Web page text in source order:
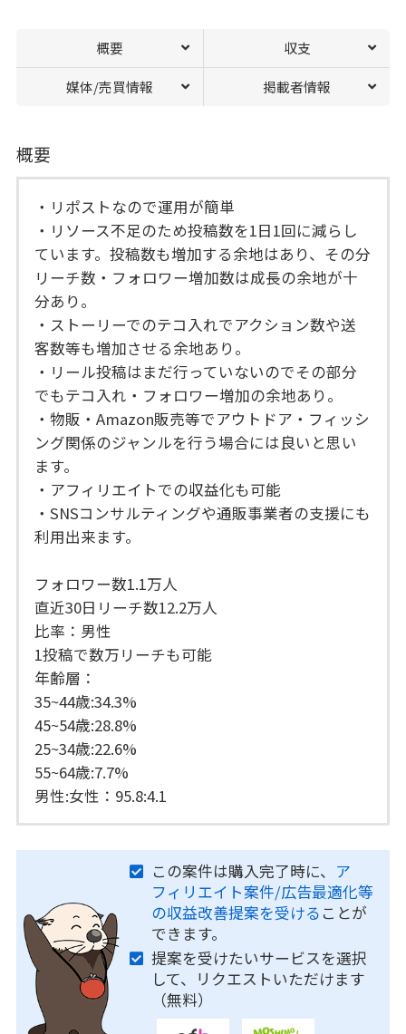
概要 収支
媒体/売買情報 掲載者情報
概要
・リポストなので運用が簡単
・リソース不足のため投稿数を1日1回に減らし
ています。投稿数も増加する余地はあり、その分
リーチ数・フォロワー増加数は成長の余地が十
分あり。
・ストーリーでのテコ入れでアクション数や送
客数等も増加させる余地あり。
・リール投稿はまだ行っていないのでその部分
でもテコ入れ・フォロワー増加の余地あり。
・物販・Amazon販売等でアウトドア・フィッシ
ング関係のジャンルを行う場合には良いと思い
ます。
・アフィリエイトでの収益化も可能
・SNSコンサルティングや通販事業者の支援にも
利用出来ます。
フォロワー数1.1万人
直近30日リーチ数12.2万人
比率：男性
1投稿で数万リーチも可能
年齢層：
35~44歳:34.3%
45~54歳:28.8%
25~34歳:22.6%
55~64歳:7.7%
男性:女性：95.8:4.1
この案件は購入完了時に、 ア
フィリエイト案件/広告最適化等
の収益改善提案を受ける ことが
できます。
提案を受けたいサービスを選択
して、リクエストいただけます
（無料）